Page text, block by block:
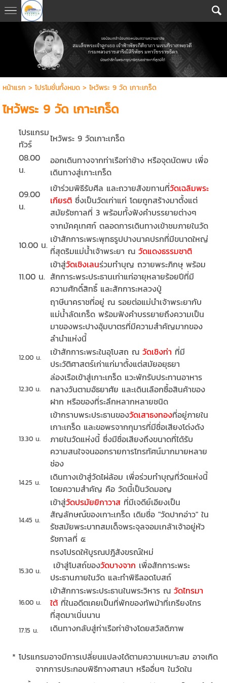
หน้าแรก > โปรโมชั่นทั้งหมด> ไหว้พระ 9 วัด เกาะเกร็ด
ไหว้พระ 9 วัด เกาะเกร็ด
โปรแกรม
ทัวร์
ไหว้พระ 9 วัดเกาะเกร็ด
08.00
น.
ออกเดินทางจากท่าเรือท่าช้าง หรือจุดนัดพบ เพื่อ
เดินทางสู่เกาะเกร็ด
09.00
น.
เข้าร่วมพิธีรับศีล และถวายสังฆทานที่วัดเฉลิมพระ
เกียรติซึ่งเป็นวัดเก่าแก่ โดยถูกสร้างมาตั้งแต่
สมัยรัชกาลที่ 3 พร้อมทั้งฟังคำบรรยายต่างๆ
จากมัคคุเทศก์ ตลอดการเดินทางเข้าชมภายในวัด
10.00 น. เข้าสักการะพระพุทธรูปปางนาคปรกที่มีขนาดใหญ่
ที่สุดริมแม่น้ำเจ้าพระยา ณ วัดแดงธรรมชาติ
11.00 น.
เข้าสู่วัดเชิงเลนร่วมทำบุญ ถวายพระภิกษุ พร้อม
สักการะพระประธานเก่าแก่อายุหลายร้อยปีที่มี
ความศักดิ์สิทธิ์ และสักการะหลวงปู่
ฤาษีนาคราชที่อยู่ ณ รอยต่อแม่นำเจ้าพระยากับ
แม่น้ำลัดเกร็ด พร้อมฟังคำบรรยายถึงความเป็น
มาของพระปางอุ้มบาตรที่มีความสำคัญมากของ
ลำนำแห่งนี้
12.00 น. เข้าสักการะพระในอุโบสถ ณ วัดเชิงท่า ที่มี
ประวัติศาสตร์เก่าแก่มาตั้งแต่สมัยอยุธยา
12.30 น.
ล่องเรือเข้าสู่เกาะเกร็ด แวะพักรับประทานอาหาร
กลางวันตามอัธยาศัย และเดินเลือกซื้อสินค้าของ
ฝาก หรือของที่ระลึกหลากหลายชนิด
13.30 น.
เข้ากราบพระประธานของวัดเสาธงทองที่อยู่ภายใน
เกาะเกร็ด และขอพรจากกุมารที่มีชื่อเสียงโด่งดัง
ภายในวัดแห่งนี้ ซึ่งมีชื่อเสียงถึงขนาดที่ได้รับ
ความสนใจจนออกรายการโทรทัศน์มากมายหลาย
ช่อง
14.25 น.
เดินทางเข้าสู่วัดไผ่ล้อม เพื่อร่วมทำบุญที่วัดแห่งนี้
โดยความสำคัญ คือ วัดนี้เป็นวัดมอญ
14.45 น.
เข้าสู่วัดปรมัยยิกาวาสที่มีเจดีย์เอียงเป็น
สัญลักษณ์ของเกาะเกร็ด เดิมชื่อ "วัดปากอ่าว" ใน
รัชสมัยพระบาทสมเด็จพระจุลจอมเกล้าเจ้าอยู่หัว
รัชกาลที่ ๕
ทรงโปรดให้บูรณปฎิสังขรณ์ใหม่
15.30 น. เข้าสู่โบสถ์ของวัดบางจาก เพื่อสักการะพระ
ประธานภายในวัด และทำพิธีลอดโบสถ์
16.00 น.
เข้าสักการะพระประธานในพระวิหาร ณ วัดไทรมา
ใต้ที่ในอดีตเคยเป็นที่พักของทัพม้าที่เกรียงไกร
ที่สุดมาเนิ่นนาน
17.15 น. เดินทางกลับสู่ท่าเรือท่าช้างโดยสวัสดิภาพ
* โปรแกรมอาจมีการเปลี่ยนแปลงได้ตามความเหมาะสม อาจเกิด
จากการประกอบพิธีทางศาสนา หรืออื่นๆ ในวัดใน